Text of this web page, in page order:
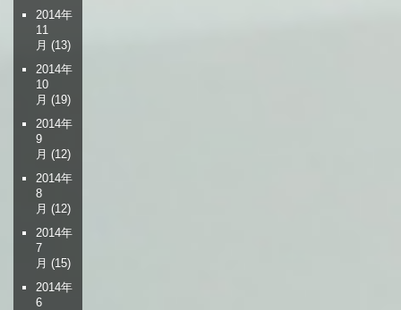
2014年
11
月 (13)
2014年
10
月 (19)
2014年
9
月 (12)
2014年
8
月 (12)
2014年
7
月 (15)
2014年
6